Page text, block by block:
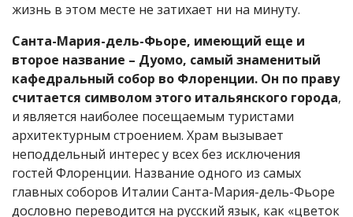
жизнь в этом месте не затихает ни на минуту.
Санта-Мария-дель-Фьоре, имеющий еще и
второе название – Дуомо, самый знаменитый
кафедральный собор во Флоренции. Он по праву
считается символом этого итальянского города,
и является наиболее посещаемым туристами
архитектурным строением. Храм вызывает
неподдельный интерес у всех без исключения
гостей Флоренции. Название одного из самых
главных соборов Италии Санта-Мария-дель-Фьоре
дословно переводится на русский язык, как «цветок